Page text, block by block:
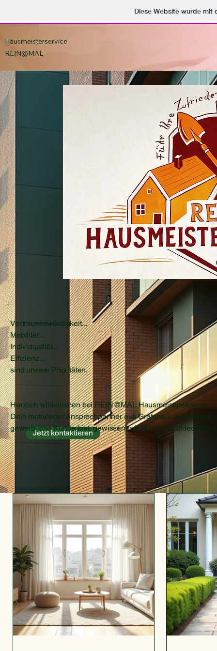
Diese Website wurde mit
Hausmeisterservice
REIN@MAL
Jetzt kontaktieren
Vertrauenswürdigkeit...
Mobilität...
Individualität...
Effizienz...
sind unsere Prioritäten.
Herzlich willkommen bei REIN@MAL Hausmeisterservice.
Dein motivierter Ansprechpartner aus Grafenau -
gewerbliche Kunde bist, gewissenhaft ist Deine